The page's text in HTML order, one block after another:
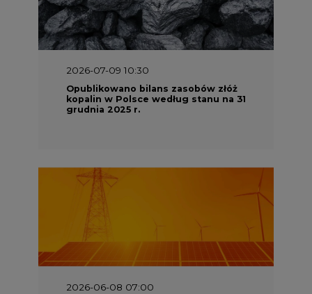
2026-07-09 10:30
Opublikowano bilans zasobów złóż
kopalin w Polsce według stanu na 31
grudnia 2025 r.
2026-06-08 07:00